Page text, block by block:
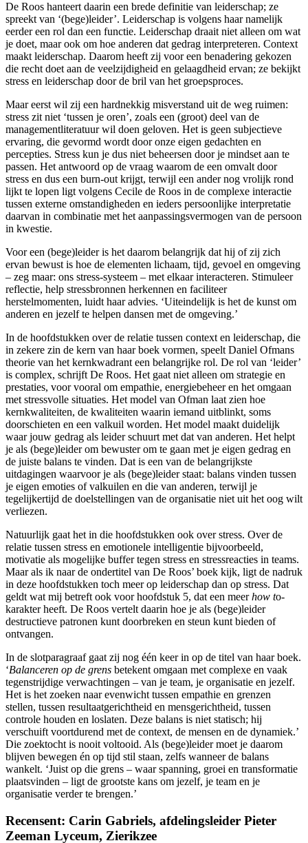
De Roos hanteert daarin een brede definitie van leiderschap; ze
spreekt van ‘(bege)leider’. Leiderschap is volgens haar namelijk
eerder een rol dan een functie. Leiderschap draait niet alleen om wat
je doet, maar ook om hoe anderen dat gedrag interpreteren. Context
maakt leiderschap. Daarom heeft zij voor een benadering gekozen
die recht doet aan de veelzijdigheid en gelaagdheid ervan; ze bekijkt
stress en leiderschap door de bril van het groepsproces.
Maar eerst wil zij een hardnekkig misverstand uit de weg ruimen:
stress zit niet ‘tussen je oren’, zoals een (groot) deel van de
managementliteratuur wil doen geloven. Het is geen subjectieve
ervaring, die gevormd wordt door onze eigen gedachten en
percepties. Stress kun je dus niet beheersen door je mindset aan te
passen. Het antwoord op de vraag waarom de een omvalt door
stress en dus een burn-out krijgt, terwijl een ander nog vrolijk rond
lijkt te lopen ligt volgens Cecile de Roos in de complexe interactie
tussen externe omstandigheden en ieders persoonlijke interpretatie
daarvan in combinatie met het aanpassingsvermogen van de persoon
in kwestie.
Voor een (bege)leider is het daarom belangrijk dat hij of zij zich
ervan bewust is hoe de elementen lichaam, tijd, gevoel en omgeving
– zeg maar: ons stress-systeem – met elkaar interacteren. Stimuleer
reflectie, help stressbronnen herkennen en faciliteer
herstelmomenten, luidt haar advies. ‘Uiteindelijk is het de kunst om
anderen en jezelf te helpen dansen met de omgeving.’
In de hoofdstukken over de relatie tussen context en leiderschap, die
in zekere zin de kern van haar boek vormen, speelt Daniel Ofmans
theorie van het kernkwadrant een belangrijke rol. De rol van ‘leider’
is complex, schrijft De Roos. Het gaat niet alleen om strategie en
prestaties, voor vooral om empathie, energiebeheer en het omgaan
met stressvolle situaties. Het model van Ofman laat zien hoe
kernkwaliteiten, de kwaliteiten waarin iemand uitblinkt, soms
doorschieten en een valkuil worden. Het model maakt duidelijk
waar jouw gedrag als leider schuurt met dat van anderen. Het helpt
je als (bege)leider om bewuster om te gaan met je eigen gedrag en
de juiste balans te vinden. Dat is een van de belangrijkste
uitdagingen waarvoor je als (bege)leider staat: balans vinden tussen
je eigen emoties of valkuilen en die van anderen, terwijl je
tegelijkertijd de doelstellingen van de organisatie niet uit het oog wilt
verliezen.
Natuurlijk gaat het in die hoofdstukken ook over stress. Over de
relatie tussen stress en emotionele intelligentie bijvoorbeeld,
motivatie als mogelijke buffer tegen stress en stressreacties in teams.
Maar als ik naar de ondertitel van De Roos’ boek kijk, ligt de nadruk
in deze hoofdstukken toch meer op leiderschap dan op stress. Dat
geldt wat mij betreft ook voor hoofdstuk 5, dat een meerhow to-
karakter heeft. De Roos vertelt daarin hoe je als (bege)leider
destructieve patronen kunt doorbreken en steun kunt bieden of
ontvangen.
In de slotparagraaf gaat zij nog één keer in op de titel van haar boek.
‘Balanceren op de grens betekent omgaan met complexe en vaak
tegenstrijdige verwachtingen – van je team, je organisatie en jezelf.
Het is het zoeken naar evenwicht tussen empathie en grenzen
stellen, tussen resultaatgerichtheid en mensgerichtheid, tussen
controle houden en loslaten. Deze balans is niet statisch; hij
verschuift voortdurend met de context, de mensen en de dynamiek.’
Die zoektocht is nooit voltooid. Als (bege)leider moet je daarom
blijven bewegen én op tijd stil staan, zelfs wanneer de balans
wankelt. ‘Juist op die grens – waar spanning, groei en transformatie
plaatsvinden – ligt de grootste kans om jezelf, je team en je
organisatie verder te brengen.’
Recensent: Carin Gabriels, afdelingsleider Pieter
Zeeman Lyceum, Zierikzee